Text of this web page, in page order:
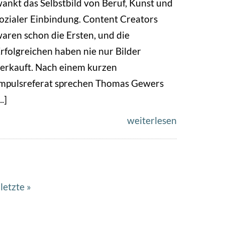
das Selbstbild von Beruf, Kunst und
Einbindung. Content Creators
schon die Ersten, und die
haben nie nur Bilder
Nach einem kurzen
sprechen Thomas Gewers
weiterlesen
Letzte
letzte »